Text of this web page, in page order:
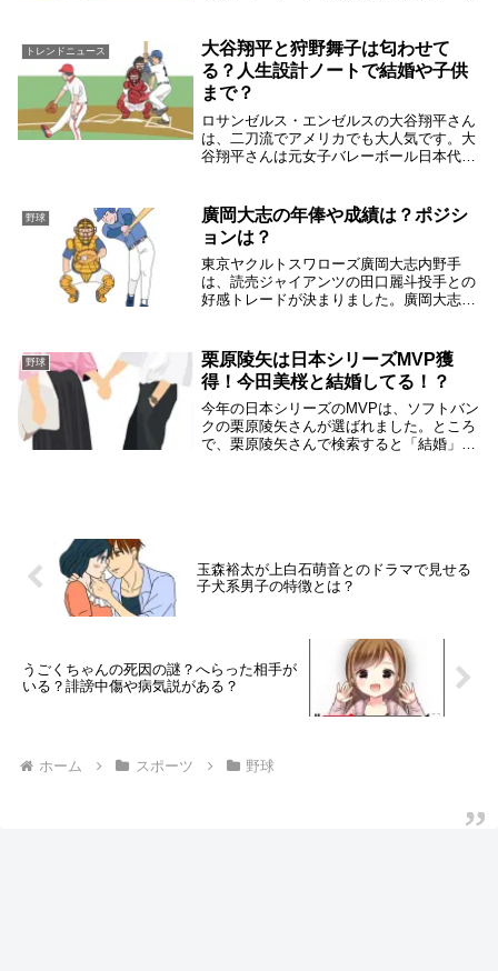
辞任するのか？次期監督候補は誰なのか？
と言ったとこ...
トレンドニュース
大谷翔平と狩野舞子は匂わせて
る？人生設計ノートで結婚や子供
まで？
ロサンゼルス・エンゼルスの大谷翔平さん
は、二刀流でアメリカでも大人気です。大
谷翔平さんは元女子バレーボール日本代表
があります。大谷翔平さんの人生設計ノー
トには結婚や子...
野球
廣岡大志の年俸や成績は？ポジシ
ョンは？
東京ヤクルトスワローズ廣岡大志内野手
は、読売ジャイアンツの田口麗斗投手との
好感トレードが決まりました。廣岡大志内
なりますね。廣岡大志の年俸や成績は？廣
岡大志内野手（...
野球
栗原陵矢は日本シリーズMVP獲
得！今田美桜と結婚してる！？
今年の日本シリーズのMVPは、ソフトバン
クの栗原陵矢さんが選ばれました。ところ
で、栗原陵矢さんで検索すると「結婚」と
玉森裕太が上白石萌音とのドラマで見せる
子犬系男子の特徴とは？
うごくちゃんの死因の謎？へらった相手が
いる？誹謗中傷や病気説がある？
ホーム スポーツ 野球